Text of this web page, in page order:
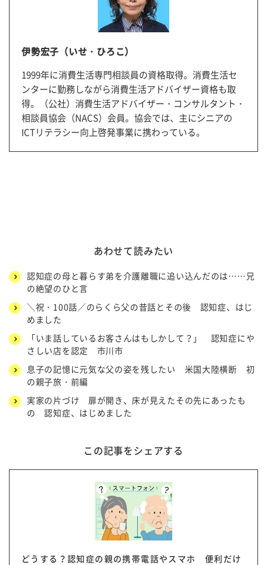
伊勢宏子（いせ・ひろこ）
1999年に消費生活専門相談員の資格取得。消費生活セ
ンターに勤務しながら消費生活アドバイザー資格も取
得。（公社）消費生活アドバイザー・コンサルタント・
相談員協会（NACS）会員。協会では、主にシニアの
ICTリテラシー向上啓発事業に携わっている。
あわせて読みたい
認知症の母と暮らす弟を介護離職に追い込んだのは……兄
の絶望のひと言
＼祝・100話／のらくら父の昔話とその後 認知症、はじ
めました
「いま話しているお客さんはもしかして？」 認知症にや
さしい店を認定 市川市
息子の記憶に元気な父の姿を残したい 米国大陸横断 初
の親子旅・前編
実家の片づけ 扉が開き、床が見えたその先にあったも
の 認知症、はじめました
この記事をシェアする
どうする？認知症の親の携帯電話やスマホ 便利だけ